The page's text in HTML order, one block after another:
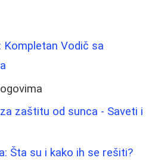
Kompletan Vodič sa
zaštitu od sunca - Saveti i
Šta su i kako ih se rešiti?